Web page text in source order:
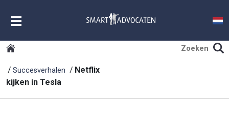
Succesverhalen
Netflix
kijken in Tesla